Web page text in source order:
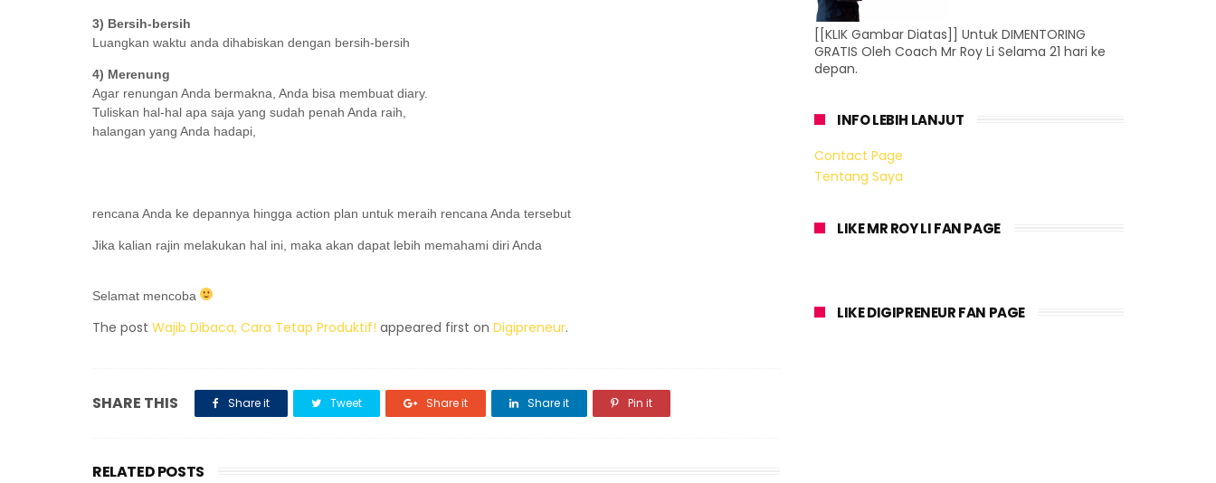
3) Bersih-bersih
Luangkan waktu anda dihabiskan dengan bersih-bersih
4) Merenung
Agar renungan Anda bermakna, Anda bisa membuat diary.
Tuliskan hal-hal apa saja yang sudah penah Anda raih,
halangan yang Anda hadapi,
rencana Anda ke depannya hingga action plan untuk meraih rencana Anda tersebut
Jika kalian rajin melakukan hal ini, maka akan dapat lebih memahami diri Anda
Selamat mencoba
The post Wajib Dibaca, Cara Tetap Produktif! appeared first on Digipreneur.
SHARE THIS Share it Tweet Share it Share it Pin it
RELATED POSTS
[[KLIK Gambar Diatas]] Untuk DIMENTORING
GRATIS Oleh Coach Mr Roy Li Selama 21 hari ke
depan.
INFO LEBIH LANJUT
Contact Page
Tentang Saya
LIKE MR ROY LI FAN PAGE
LIKE DIGIPRENEUR FAN PAGE